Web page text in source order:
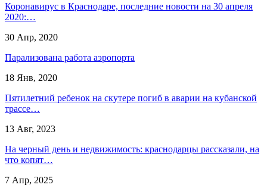
Коронавирус в Краснодаре, последние новости на 30 апреля
2020:…
30 Апр, 2020
Парализована работа аэропорта
18 Янв, 2020
​Пятилетний ребенок на скутере погиб в аварии на кубанской
трассе…
13 Авг, 2023
На черный день и недвижимость: краснодарцы рассказали, на
что копят…
7 Апр, 2025